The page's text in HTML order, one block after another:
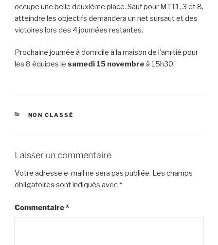
occupe une belle deuxième place. Sauf pour MTT1, 3 et 8,
atteindre les objectifs demandera un net sursaut et des
victoires lors des 4 journées restantes.
Prochaine journée à domicile à la maison de l’amitié pour
les 8 équipes le samedi 15 novembre à 15h30.
CATÉGORIES
NON CLASSÉ
Laisser un commentaire
Votre adresse e-mail ne sera pas publiée. Les champs
obligatoires sont indiqués avec *
Commentaire*